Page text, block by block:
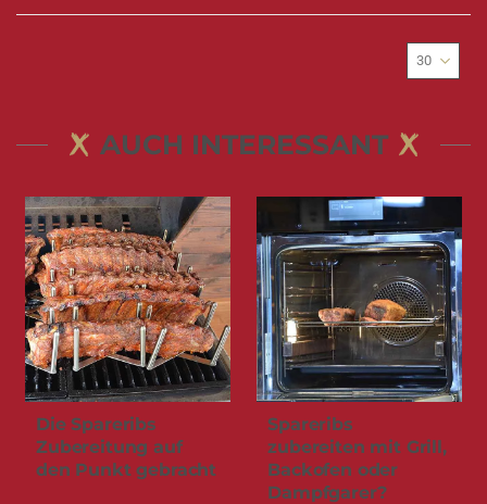
AUCH INTERESSANT
Die Spareribs
Zubereitung auf
den Punkt gebracht
Spareribs
zubereiten mit Grill,
Backofen oder
Dampfgarer?